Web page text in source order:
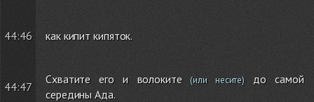
44:46 как кипит кипяток.
44:47
Схватите его и волоките(или несите) до самой
середины Ада.